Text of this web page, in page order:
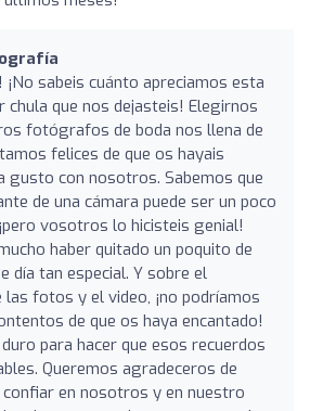
¡No sabeis cuánto apreciamos esta
chula que nos dejasteis! Elegirnos
fotógrafos de boda nos llena de
felices de que os hayais
gusto con nosotros. Sabemos que
de una cámara puede ser un poco
vosotros lo hicisteis genial!
haber quitado un poquito de
día tan especial. Y sobre el
fotos y el video, ¡no podríamos
de que os haya encantado!
para hacer que esos recuerdos
Queremos agradeceros de
en nosotros y en nuestro